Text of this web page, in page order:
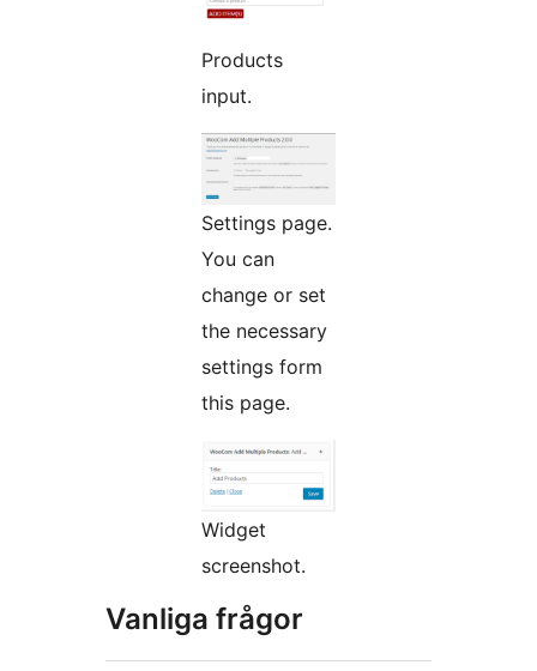
Products
input.
Settings page.
You can
change or set
the necessary
settings form
this page.
Widget
screenshot.
Vanliga frågor